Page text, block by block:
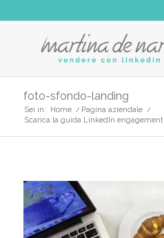
foto-sfondo-landing
Sei in: Home / Pagina aziendale /
Scarica la guida LinkedIn engagement